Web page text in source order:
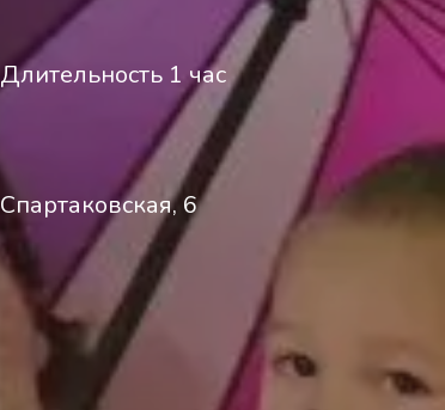
Длительность 1 час
Спартаковская, 6